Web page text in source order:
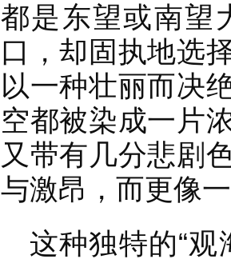
都是东望或南望
口，却固执地选
以一种壮丽而决
空都被染成一片
又带有几分悲剧
与激昂，而更像
这种独特的“